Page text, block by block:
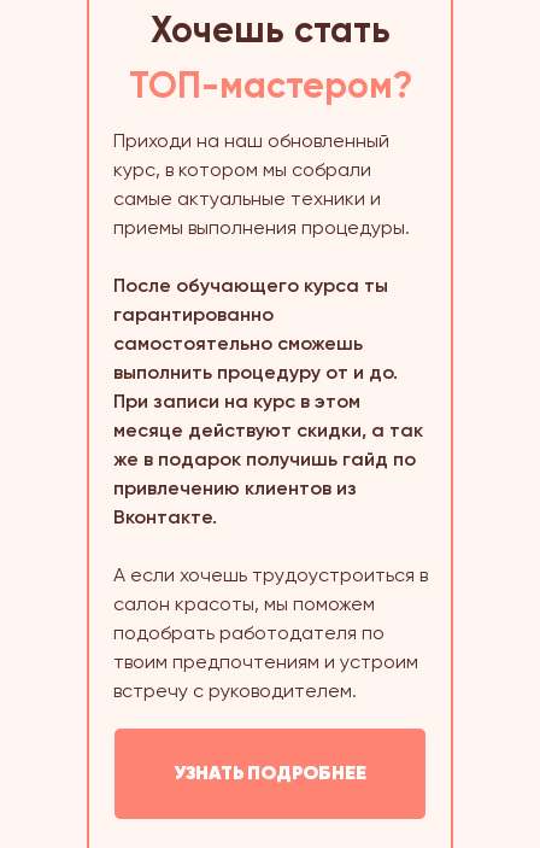
Хочешь стать
ТОП-мастером?
Приходи на наш обновленный
курс, в котором мы собрали
самые актуальные техники и
приемы выполнения процедуры.
После обучающего курса ты
гарантированно
самостоятельно сможешь
выполнить процедуру от и до.
При записи на курс в этом
месяце действуют скидки, а так
же в подарок получишь гайд по
привлечению клиентов из
Вконтакте.
А если хочешь трудоустроиться в
салон красоты, мы поможем
подобрать работодателя по
твоим предпочтениям и устроим
встречу с руководителем.
УЗНАТЬ ПОДРОБНЕЕ